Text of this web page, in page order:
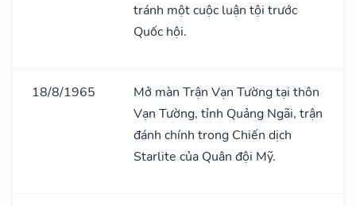
tránh một cuộc luận tội trước
Quốc hội.
18/8/1965
Mở màn Trận Vạn Tường tại thôn
Vạn Tường, tỉnh Quảng Ngãi, trận
đánh chính trong Chiến dịch
Starlite của Quân đội Mỹ.